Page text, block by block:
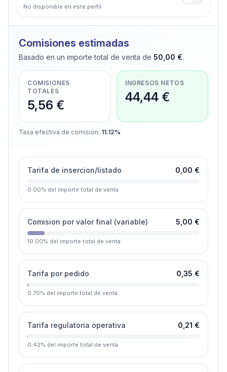
No disponible en este perfil
Comisiones estimadas
Basado en un importe total de venta de 50,00 €.
COMISIONES
TOTALES
5,56 €
INGRESOS NETOS
44,44 €
Tasa efectiva de comision: 11.12%
Tarifa de insercion/listado 0,00 €
0.00% del importe total de venta
Comision por valor final (variable) 5,00 €
10.00% del importe total de venta
Tarifa por pedido 0,35 €
0.70% del importe total de venta
Tarifa regulatoria operativa 0,21 €
0.42% del importe total de venta